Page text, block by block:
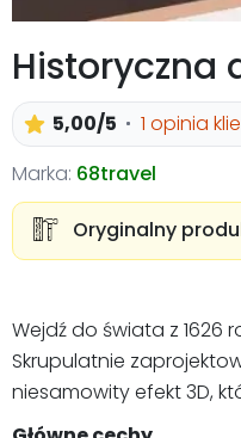
Historyczna
5,00/5
1 opinia
Marka: 68travel
Oryginalny
Wejdź do świata z
Skrupulatnie
niesamowity efekt 3D,